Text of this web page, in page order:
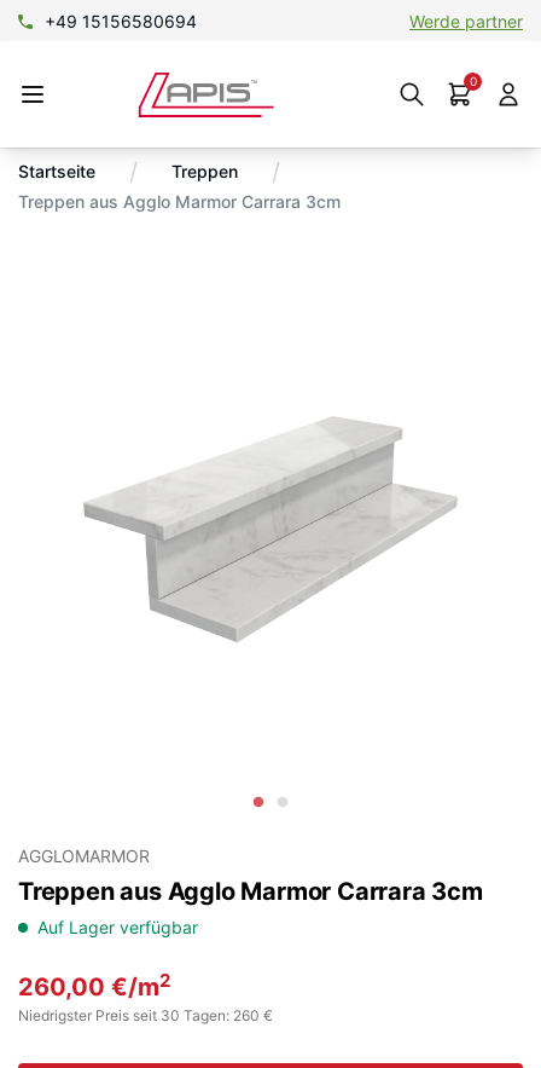
+49 15156580694 Werde partner
SHOP@lapis-gold.de Werde partner
0
Startseite / Treppen /
Treppen aus Agglo Marmor Carrara 3cm
AGGLOMARMOR
Treppen aus Agglo Marmor Carrara 3cm
Auf Lager verfügbar
260,00 €/m2
Niedrigster Preis seit 30 Tagen: 260 €